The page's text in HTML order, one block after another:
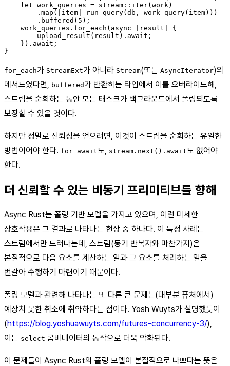
    let work_queries = stream::iter(work)
        .map(|item| run_query(db, work_query(item)))
        .buffered(5);
    work_queries.for_each(async |result| {
        upload_result(result).await;
    }).await;
for_each가 StreamExt가 아니라 Stream(또는 AsyncIterator)의
메서드였다면, buffered 가 반환하는 타입에서 이를 오버라이드해,
스트림을 순회하는 동안 모든 태스크가 백그라운드에서 폴링되도록
보장할 수 있을 것이다.
하지만 정말로 신뢰성을 얻으려면, 이것이 스트림을 순회하는 유일한
방법이어야 한다. for await도, stream.next().await도 없어야
한다.
더 신뢰할 수 있는 비동기 프리미티브를 향해
Async Rust는 폴링 기반 모델을 가지고 있으며, 이런 미세한
상호작용은 그 결과로 나타나는 현상 중 하나다. 이 특정 사례는
스트림에서만 드러나는데, 스트림(동기 반복자와 마찬가지)은
본질적으로 다음 요소를 계산하는 일과 그 요소를 처리하는 일을
번갈아 수행하기 마련이기 때문이다.
폴링 모델과 관련해 나타나는 또 다른 큰 문제는(대부분 퓨처에서)
예상치 못한 취소에 취약하다는 점이다. Yosh Wuyts가 설명했듯이
(https://blog.yoshuawuyts.com/futures-concurrency-3/),
이는 select 콤비네이터의 동작으로 더욱 악화된다.
이 문제들이 Async Rust의 폴링 모델이 본질적으로 나쁘다는 뜻은